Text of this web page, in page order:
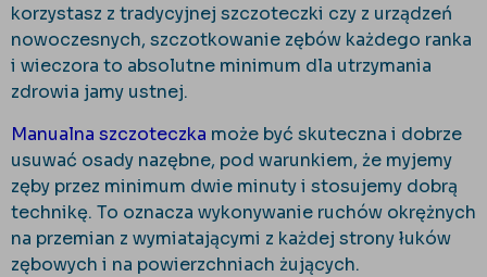
korzystasz z tradycyjnej szczoteczki czy z urządzeń
nowoczesnych, szczotkowanie zębów każdego ranka
i wieczora to absolutne minimum dla utrzymania
zdrowia jamy ustnej.
Manualna szczoteczka może być skuteczna i dobrze
usuwać osady nazębne, pod warunkiem, że myjemy
zęby przez minimum dwie minuty i stosujemy dobrą
technikę. To oznacza wykonywanie ruchów okrężnych
na przemian z wymiatającymi z każdej strony łuków
zębowych i na powierzchniach żujących.